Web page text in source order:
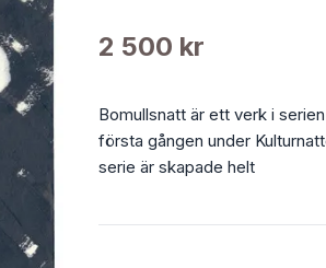
2 500 kr
Bomullsnatt är ett verk i
första gången under
serie är skapade helt